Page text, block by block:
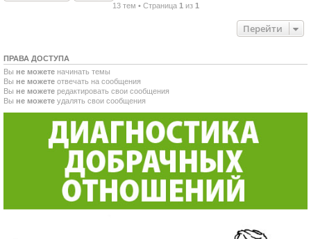
13 тем • Страница 1 из 1
Перейти
ПРАВА ДОСТУПА
Вы не можете начинать темы
Вы не можете отвечать на сообщения
Вы не можете редактировать свои сообщения
Вы не можете удалять свои сообщения